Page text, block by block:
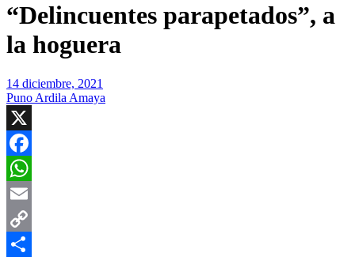
“Delincuentes parapetados”, a
la hoguera
14 diciembre, 2021
Puno Ardila Amaya
X
Facebook
WhatsApp
Email
Copy